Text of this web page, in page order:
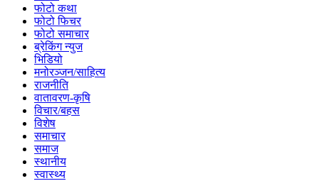
फोटो कथा
फोटो फिचर
फोटो समाचार
ब्रेकिंग न्युज
भिडियो
मनोरञ्जन/साहित्य
राजनीति
वातावरण-कृषि
विचार/बहस
विशेष
समाचार
समाज
स्थानीय
स्वास्थ्य